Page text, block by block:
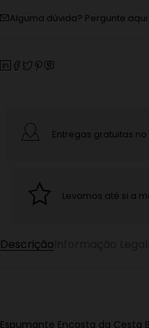
Alguma dúvida? Pergunte
Entregas gratuitas
Levamos até si a
Descrição
Espumante Encosta da Cesta